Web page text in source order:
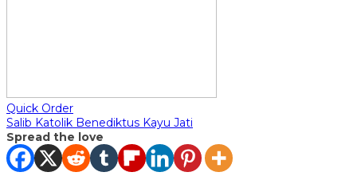
Quick Order
Salib Katolik Benediktus Kayu Jati
Spread the love